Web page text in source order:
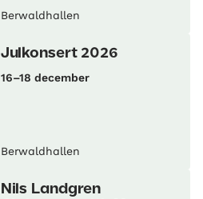
Berwaldhallen
Julkonsert 2026
16–18 december
Berwaldhallen
Nils Landgren